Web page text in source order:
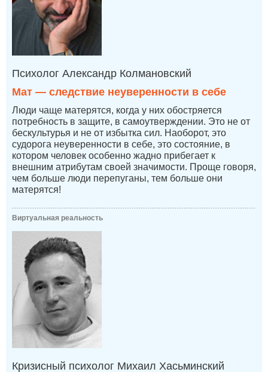
Психолог Александр Колмановский
Мат — следствие неуверенности в себе
Люди чаще матерятся, когда у них обостряется
потребность в защите, в самоутверждении. Это не от
бескультурья и не от избытка сил. Наоборот, это
судорога неуверенности в себе, это состояние, в
котором человек особенно жадно прибегает к
внешним атрибутам своей значимости. Проще говоря,
чем больше люди перепуганы, тем больше они
матерятся!
Виртуальная реальность
Кризисный психолог Михаил Хасьминский